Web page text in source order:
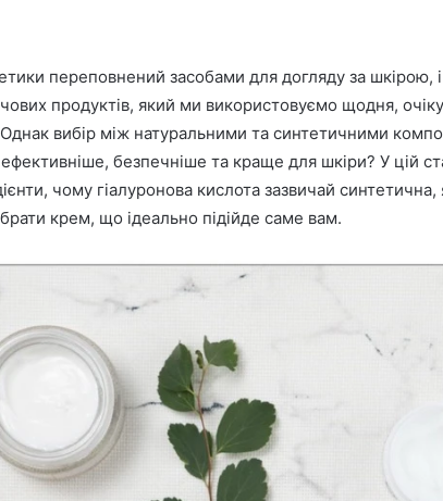
переповнений засобами для догляду за шкірою, і
продуктів, який ми використовуємо щодня,
вибір між натуральними та синтетичними
безпечніше та краще для шкіри? У цій
чому гіалуронова кислота зазвичай синтетична,
крем, що ідеально підійде саме вам.